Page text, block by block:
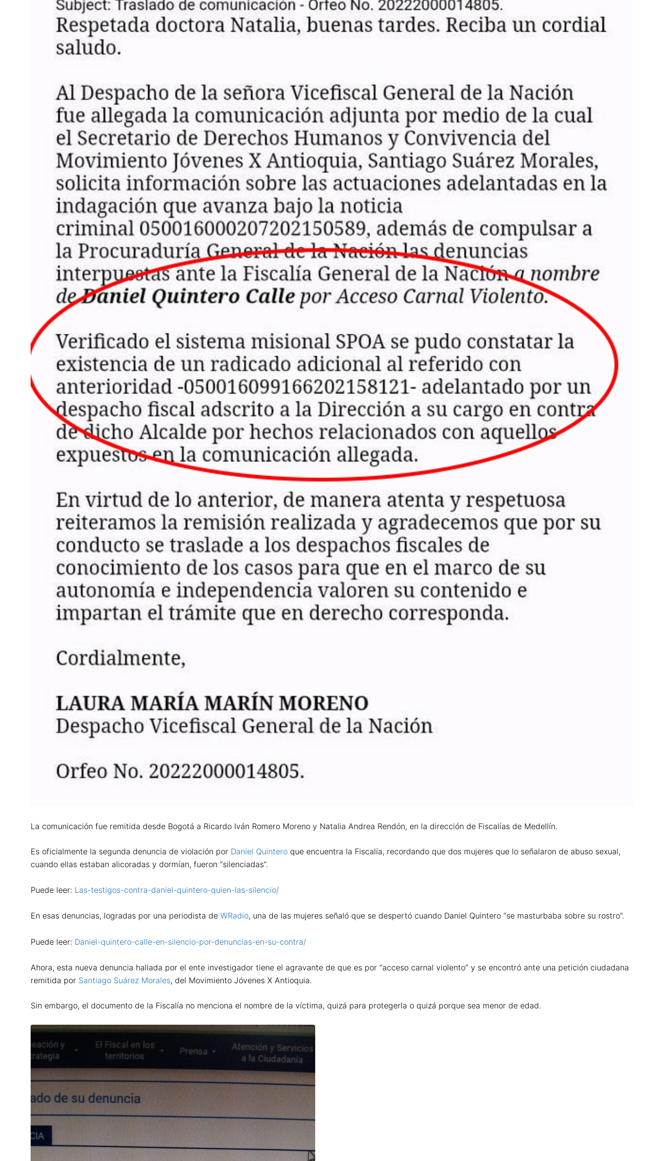
La comunicación fue remitida desde Bogotá a Ricardo Iván Romero Moreno y Natalia Andrea Rendón, en la dirección de Fiscalías de Medellín.
Es oficialmente la segunda denuncia de violación por Daniel Quintero que encuentra la Fiscalía, recordando que dos mujeres que lo señalaron de abuso sexual,
cuando ellas estaban alicoradas y dormían, fueron “silenciadas”.
Puede leer: Las-testigos-contra-daniel-quintero-quien-las-silencio/
En esas denuncias, logradas por una periodista de WRadio, una de las mujeres señaló que se despertó cuando Daniel Quintero “se masturbaba sobre su rostro”.
Puede leer: Daniel-quintero-calle-en-silencio-por-denuncias-en-su-contra/
Ahora, esta nueva denuncia hallada por el ente investigador tiene el agravante de que es por “acceso carnal violento” y se encontró ante una petición ciudadana
remitida por Santiago Suárez Morales, del Movimiento Jóvenes X Antioquia.
Sin embargo, el documento de la Fiscalía no menciona el nombre de la víctima, quizá para protegerla o quizá porque sea menor de edad.